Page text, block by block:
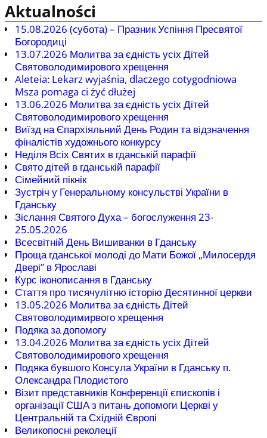
Aktualności
15.08.2026 (cубота) – Празник Успіння Пресвятої
Богородиці
13.07.2026 Молитва за єдність усіх Дітей
Святоволодимирового хрещення
Aleteia: Lekarz wyjaśnia, dlaczego cotygodniowa
Msza pomaga ci żyć dłużej
13.06.2026 Молитва за єдність усіх Дітей
Святоволодимирового хрещення
Виїзд на Єпархіяльний День Родин та відзначення
фіналістів художнього конкурсу
Неділя Всіх Святих в гданській парафії
Свято дітей в гданській парафії
Сімейний пікнік
Зустріч у Генеральному консульстві України в
Гданську
Зіслання Святого Духа – богослуження 23-
25.05.2026
Всесвітній День Вишиванки в Гданську
Проща гданської молоді до Мати Божої „Милосердя
Двері” в Ярославі
Курс іконописання в Гданську
Стаття про тисячулітню історію Десятинної церкви
13.05.2026 Молитва за єдність Дітей
Святоволодимирвого хрещення
Подяка за допомогу
13.04.2026 Молитва за єдність усіх Дітей
Святоволодимирового хрещення
Подяка бувшого Консула України в Гданську п.
Олександра Плодистого
Візит представників Конференції єпископів і
організації США з питань допомоги Церкві у
Центральній та Східній Європі
Великопосні реколеції